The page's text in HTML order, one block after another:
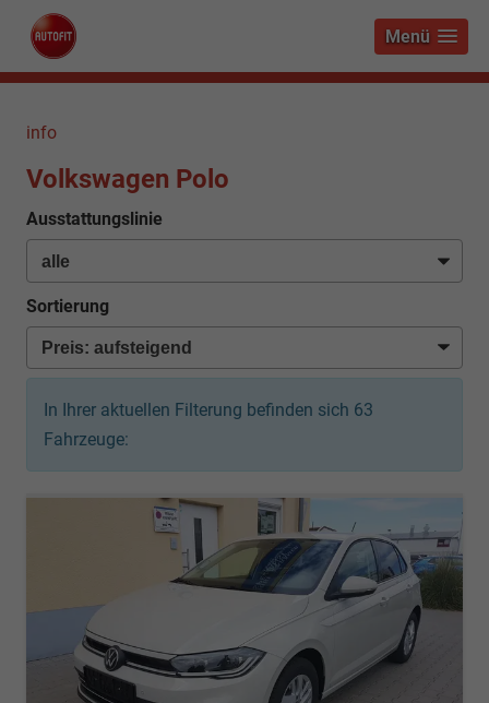
Menü
info
Volkswagen Polo
Ausstattungslinie
Sortierung
In Ihrer aktuellen Filterung befinden sich 63
Fahrzeuge: